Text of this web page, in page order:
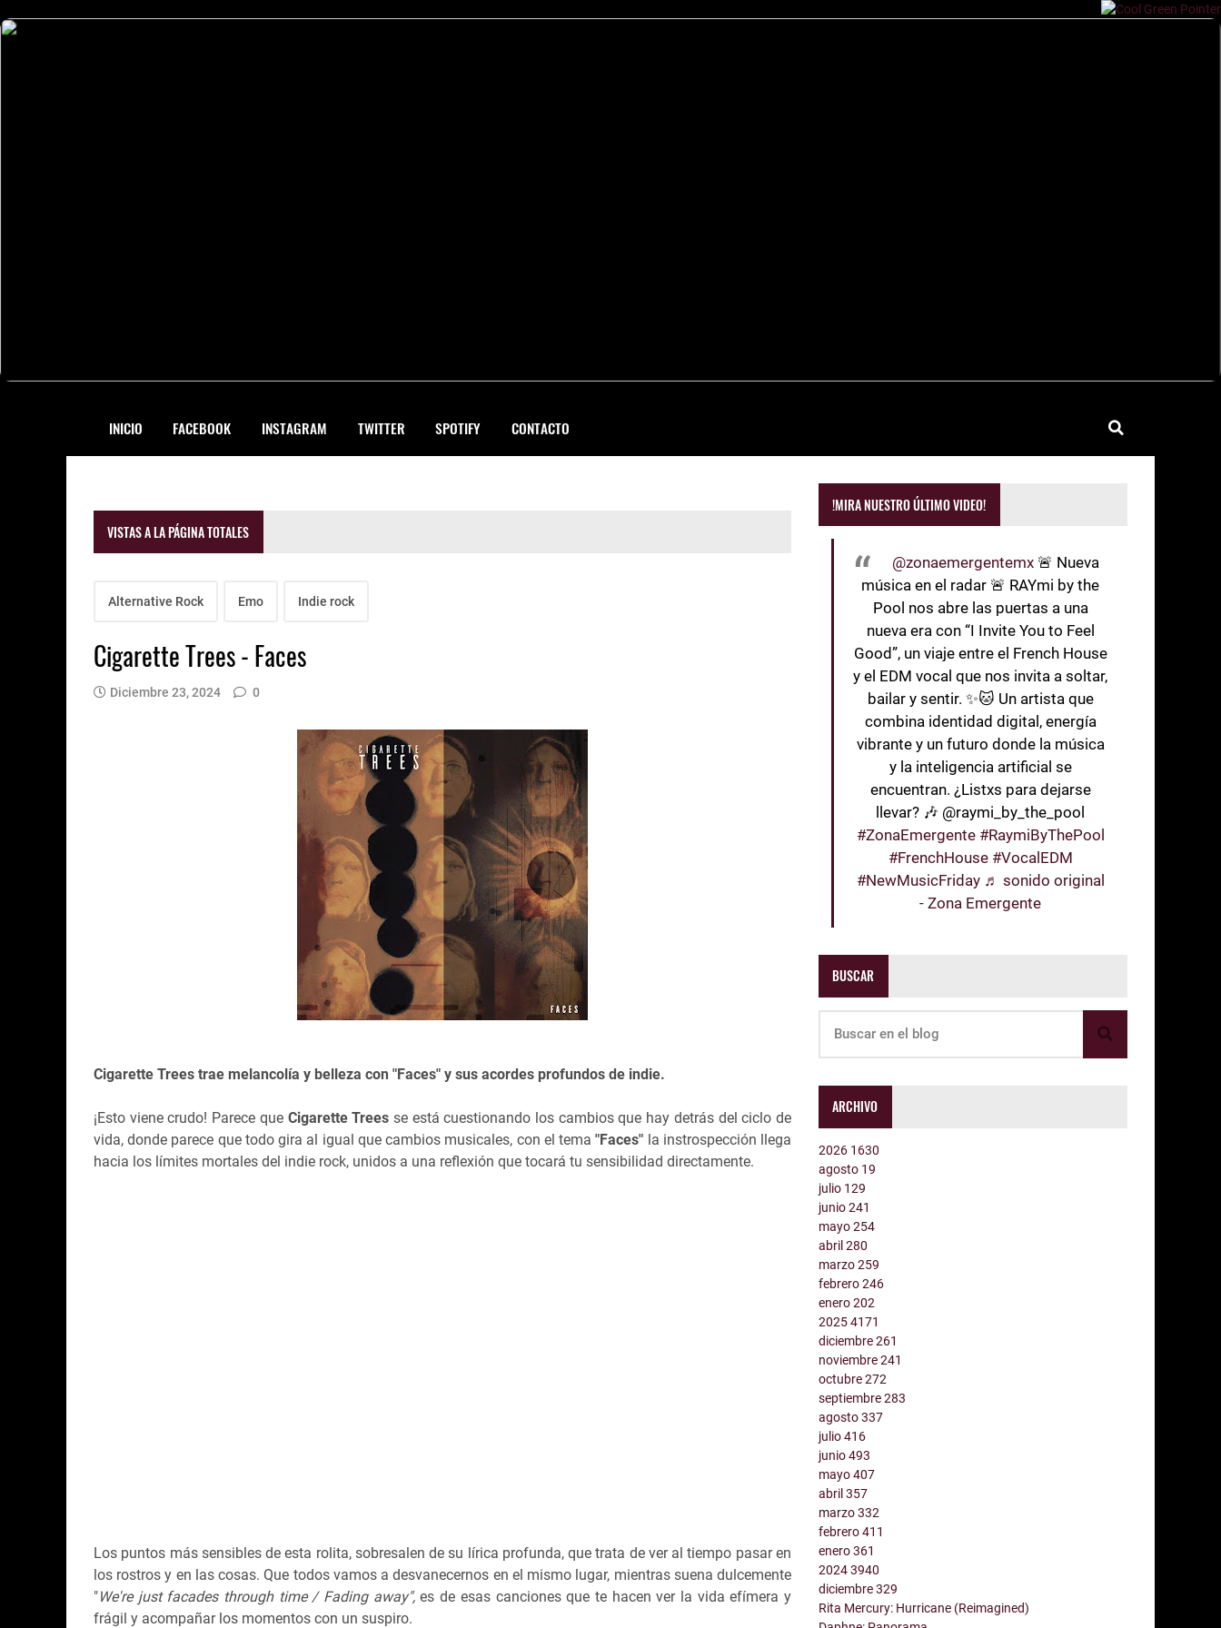
INICIO FACEBOOK INSTAGRAM TWITTER SPOTIFY CONTACTO
VISTAS A LA PÁGINA TOTALES
Alternative Rock Emo Indie rock
Cigarette Trees - Faces
Diciembre 23, 2024 0
Cigarette Trees trae melancolía y belleza con "Faces" y sus acordes profundos de indie.
¡Esto viene crudo! Parece que Cigarette Trees se está cuestionando los cambios que hay detrás del ciclo de
vida, donde parece que todo gira al igual que cambios musicales, con el tema"Faces" la instrospección llega
hacia los límites mortales del indie rock, unidos a una reflexión que tocará tu sensibilidad directamente.
Los puntos más sensibles de esta rolita, sobresalen de su lírica profunda, que trata de ver al tiempo pasar en
los rostros y en las cosas. Que todos vamos a desvanecernos en el mismo lugar, mientras suena dulcemente
"We're just facades through time / Fading away",es de esas canciones que te hacen ver la vida efímera y
frágil y acompañar los momentos con un suspiro.
!MIRA NUESTRO ÚLTIMO VIDEO!
@zonaemergentemx 🚨 Nueva
música en el radar 🚨 RAYmi by the
Pool nos abre las puertas a una
nueva era con “I Invite You to Feel
Good”, un viaje entre el French House
y el EDM vocal que nos invita a soltar,
bailar y sentir. ✨🐱 Un artista que
combina identidad digital, energía
vibrante y un futuro donde la música
y la inteligencia artificial se
encuentran. ¿Listxs para dejarse
llevar? 🎶 @raymi_by_the_pool
#ZonaEmergente #RaymiByThePool
#FrenchHouse #VocalEDM
#NewMusicFriday ♬ sonido original
- Zona Emergente
BUSCAR
ARCHIVO
2026 1630
agosto 19
julio 129
junio241
mayo254
abril280
marzo259
febrero246
enero202
20254171
diciembre261
noviembre241
octubre272
septiembre283
agosto337
julio416
junio493
mayo407
abril357
marzo332
febrero411
enero361
20243940
diciembre329
Rita Mercury: Hurricane (Reimagined)